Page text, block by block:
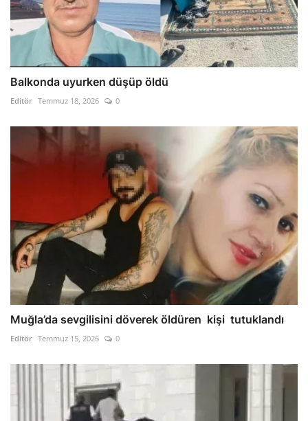
Balkonda uyurken düşüp öldü
Editör Temmuz 18, 2026 0
Muğla’da sevgilisini döverek öldüren kişi tutuklandı
Editör Temmuz 15, 2026 0